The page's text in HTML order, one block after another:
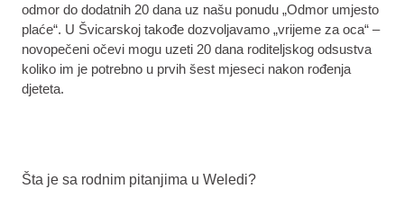
odmor do dodatnih 20 dana uz našu ponudu „Odmor umjesto
plaće“. U Švicarskoj takođe dozvoljavamo „vrijeme za oca“ –
novopečeni očevi mogu uzeti 20 dana roditeljskog odsustva
koliko im je potrebno u prvih šest mjeseci nakon rođenja
djeteta.
Šta je sa rodnim pitanjima u Weledi?